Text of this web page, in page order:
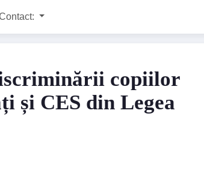
copiilor
și CES din Legea